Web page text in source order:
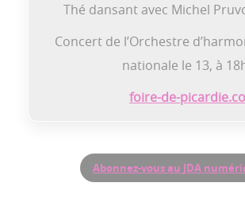
Thé dansant avec Michel
Concert de l’Orchestre
nationale le 13, à
foire-de-
Abonnez-vous au JDA